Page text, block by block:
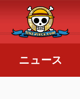
へスキップする
ニュース